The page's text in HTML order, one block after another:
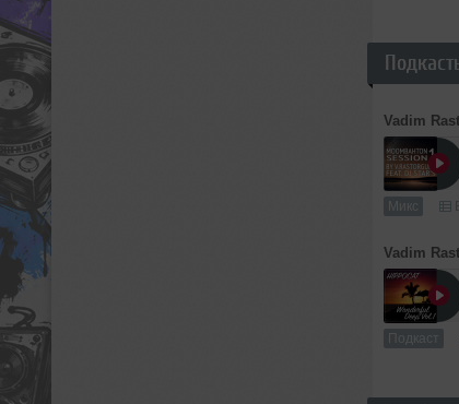
Vadim
Микс
Vadim
Подкаст